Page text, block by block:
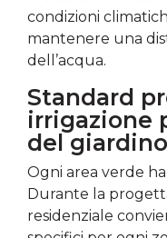
condizioni
mantenere una
dell’acqua.
Standard
irrigazione
del giardino
Ogni area verde
Durante la
residenziale